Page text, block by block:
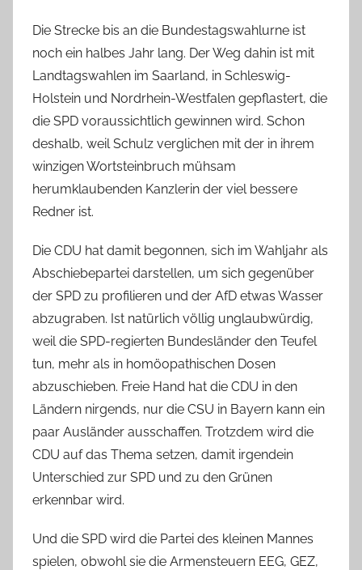
Die Strecke bis an die Bundestagswahlurne ist
noch ein halbes Jahr lang. Der Weg dahin ist mit
Landtagswahlen im Saarland, in Schleswig-
Holstein und Nordrhein-Westfalen gepflastert, die
die SPD voraussichtlich gewinnen wird. Schon
deshalb, weil Schulz verglichen mit der in ihrem
winzigen Wortsteinbruch mühsam
herumklaubenden Kanzlerin der viel bessere
Redner ist.
Die CDU hat damit begonnen, sich im Wahljahr als
Abschiebepartei darstellen, um sich gegenüber
der SPD zu profilieren und der AfD etwas Wasser
abzugraben. Ist natürlich völlig unglaubwürdig,
weil die SPD-regierten Bundesländer den Teufel
tun, mehr als in homöopathischen Dosen
abzuschieben. Freie Hand hat die CDU in den
Ländern nirgends, nur die CSU in Bayern kann ein
paar Ausländer ausschaffen. Trotzdem wird die
CDU auf das Thema setzen, damit irgendein
Unterschied zur SPD und zu den Grünen
erkennbar wird.
Und die SPD wird die Partei des kleinen Mannes
spielen, obwohl sie die Armensteuern EEG, GEZ,